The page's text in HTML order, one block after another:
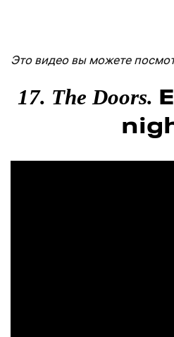
Это видео вы можете
17. The Doors.